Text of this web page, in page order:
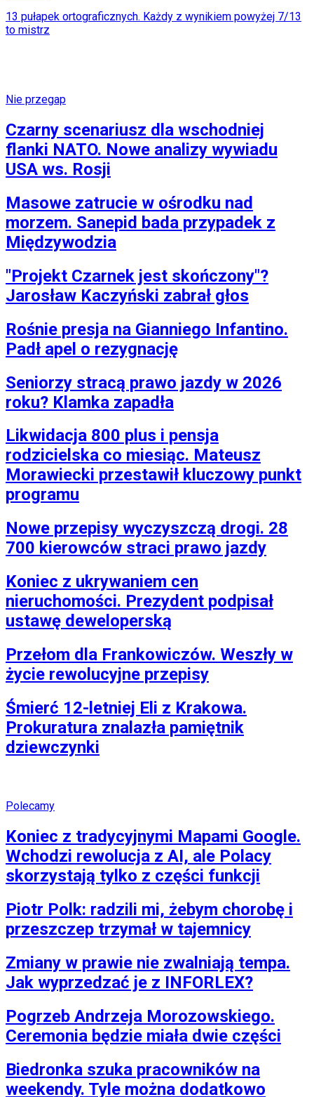
13 pułapek ortograficznych. Każdy z wynikiem powyżej 7/13
to mistrz
Nie przegap
Czarny scenariusz dla wschodniej
flanki NATO. Nowe analizy wywiadu
USA ws. Rosji
Masowe zatrucie w ośrodku nad
morzem. Sanepid bada przypadek z
Międzywodzia
"Projekt Czarnek jest skończony"?
Jarosław Kaczyński zabrał głos
Rośnie presja na Gianniego Infantino.
Padł apel o rezygnację
Seniorzy stracą prawo jazdy w 2026
roku? Klamka zapadła
Likwidacja 800 plus i pensja
rodzicielska co miesiąc. Mateusz
Morawiecki przestawił kluczowy punkt
programu
Nowe przepisy wyczyszczą drogi. 28
700 kierowców straci prawo jazdy
Koniec z ukrywaniem cen
nieruchomości. Prezydent podpisał
ustawę deweloperską
Przełom dla Frankowiczów. Weszły w
życie rewolucyjne przepisy
Śmierć 12-letniej Eli z Krakowa.
Prokuratura znalazła pamiętnik
dziewczynki
Polecamy
Koniec z tradycyjnymi Mapami Google.
Wchodzi rewolucja z AI, ale Polacy
skorzystają tylko z części funkcji
Piotr Polk: radzili mi, żebym chorobę i
przeszczep trzymał w tajemnicy
Zmiany w prawie nie zwalniają tempa.
Jak wyprzedzać je z INFORLEX?
Pogrzeb Andrzeja Morozowskiego.
Ceremonia będzie miała dwie części
Biedronka szuka pracowników na
weekendy. Tyle można dodatkowo